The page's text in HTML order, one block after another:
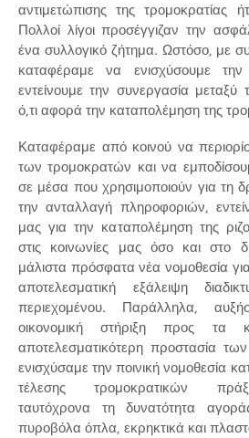
αντιμετώπισης της τρομοκρατίας
Πολλοί λίγοι προσέγγιζαν την
ένα συλλογικό ζήτημα. Ωστόσο, με
καταφέραμε να ενισχύσουμε
εντείνουμε την συνεργασία
ό,τι αφορά την καταπολέμηση της
Καταφέραμε από κοινού να
των τρομοκρατών και να
σε μέσα που χρησιμοποιούν για τη
την ανταλλαγή πληροφοριών,
μας για την καταπολέμηση της
στις κοινωνίες μας όσο και στο
μάλιστα πρόσφατα νέα νομοθεσία
αποτελεσματική εξάλειψη
περιεχομένου. Παράλληλα,
οικονομική στήριξη προς τα
αποτελεσματικότερη προστασία
ενισχύσαμε την ποινική νομοθεσία
τέλεσης τρομοκρατικών
ταυτόχρονα τη δυνατότητα
πυροβόλα όπλα, εκρηκτικά και